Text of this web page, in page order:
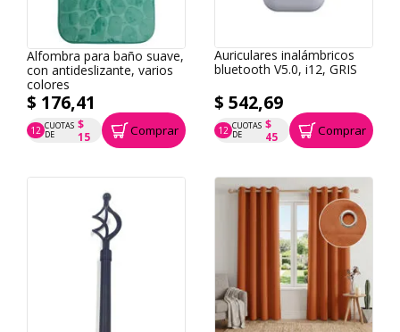
Alfombra para baño suave,
con antideslizante, varios
colores
$ 176,41
12 CUOTAS
DE
$
15
P.T.F. $ 176 Comprar
Auriculares inalámbricos
bluetooth V5.0, i12, GRIS
$ 542,69
12 CUOTAS
DE
$
45
P.T.F. $ 543 Comprar